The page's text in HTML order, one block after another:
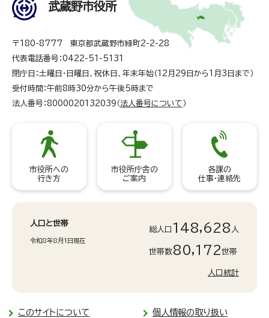
武蔵野市役所
〒180-8777 東京都武蔵野市緑町2-2-28
代表電話番号：0422-51-5131
閉庁日：土曜日・日曜日、祝休日、年末年始（12月29日から1月3日まで）
受付時間：午前8時30分から午後5時まで
法人番号：8000020132039（ 法人番号について ）
市役所への
行き方
市役所庁舎の
ご案内
各課の
仕事・連絡先
人口と世帯
令和8年8月1日現在
総人口 148,628 人
世帯数80,172世帯
人口統計
このサイトについて 個人情報の取り扱い